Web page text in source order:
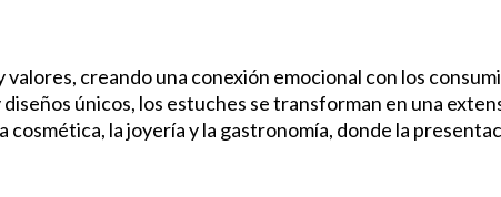
creando una conexión emocional con los
únicos, los estuches se transforman en una
la joyería y la gastronomía, donde la